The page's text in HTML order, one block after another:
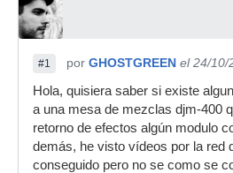
#1 por GHOSTGREEN el 24/10/
Hola, quisiera saber si existe
a una mesa de mezclas djm-400
retorno de efectos algún modulo
demás, he visto vídeos por la red
conseguido pero no se como se